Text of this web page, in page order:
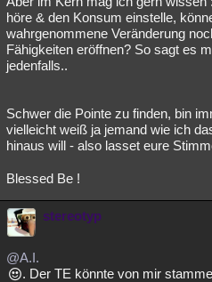
höre & den Konsum einstelle,
wahrgenommene Veränderung
Fähigkeiten eröffnen? So sagt es
jedenfalls..
Schwer die Pointe zu finden, bin
vielleicht weiß ja jemand wie ich
hinaus will - also lasset eure
Blessed Be !
stereotyp
@A.I.
. Der TE könnte von mir